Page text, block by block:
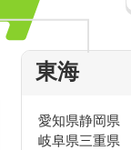
東海
愛知県静岡県
岐阜県三重県
リアの求人情報